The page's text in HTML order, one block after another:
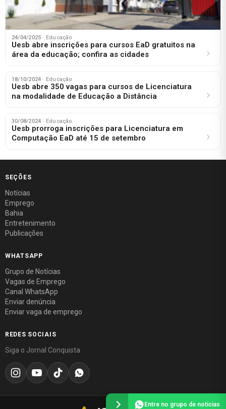
24/04/2025 · Educação
Uesb abre inscrições para cursos EaD gratuitos na
área da educação; confira as cidades
18/10/2024 · Educação
Uesb abre 350 vagas para cursos de Licenciatura
na modalidade de Educação a Distância
30/08/2024 · Educação
Uesb prorroga inscrições para Licenciatura em
Computação EaD até 15 de setembro
SEÇÕES
Notícias
Emprego
Bahia
Entretenimento
Publicações
WHATSAPP
Grupo de Notícias
Vagas de Emprego
Canal WhatsApp
Enviar denúncia
Enviar vaga de emprego
REDES SOCIAIS
Siga o Jornal Conquista
Entre no grupo de notícias